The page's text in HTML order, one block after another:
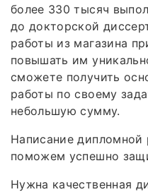
более 330 тысяч
до докторской
работы из магазина
повышать им
сможете получить
работы по своему
небольшую сумму.
Написание дипломной
поможем успешно
Нужна качественная